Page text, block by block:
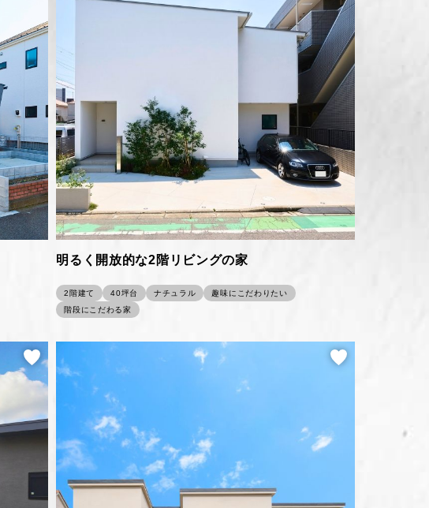
明るく開放的な2階リビングの家
2階建て 40坪台 ナチュラル
趣味にこだわりたい
階段にこだわる家